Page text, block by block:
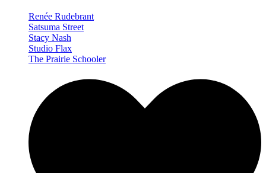
Renée Rudebrant
Satsuma Street
Stacy Nash
Studio Flax
The Prairie Schooler